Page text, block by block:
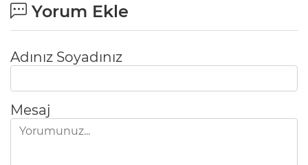
Yorum Ekle
Adınız Soyadınız
Mesaj